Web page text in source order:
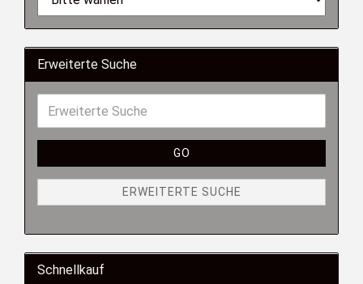
Erweiterte Suche
GO
ERWEITERTE SUCHE
Schnellkauf